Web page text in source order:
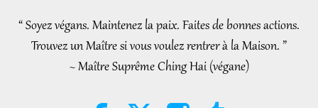
Whenever Material World
Begins to Feel Too Imposing
“ Soyez végans. Maintenez la paix. Faites de bonnes actions.
Trouvez un Maître si vous voulez rentrer à la Maison. ”
~ Maître Suprême Ching Hai (végane)